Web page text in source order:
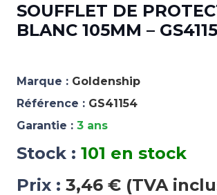
SOUFFLET DE
BLANC 105MM –
Marque : Goldenship
Référence : GS41154
Garantie : 3 ans
Stock : 101 en stock
Prix : 3,46 € (TVA